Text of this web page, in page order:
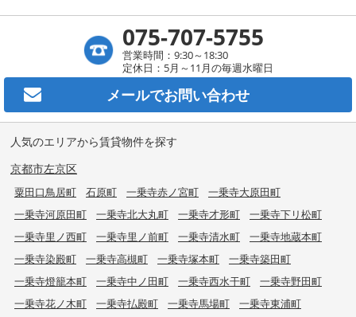
075-707-5755
営業時間：9:30～18:30
定休日：5月～11月の毎週水曜日
メールでお問い合わせ
人気のエリアから賃貸物件を探す
京都市左京区
粟田口鳥居町 石原町 一乗寺赤ノ宮町
一乗寺大原田町
一乗寺河原田町
一乗寺北大丸町 一乗寺才形町
一乗寺下リ松町
一乗寺里ノ西町
一乗寺里ノ前町 一乗寺清水町
一乗寺地蔵本町
一乗寺染殿町
一乗寺高槻町 一乗寺塚本町
一乗寺築田町
一乗寺燈籠本町
一乗寺中ノ田町 一乗寺西水干町
一乗寺野田町
一乗寺花ノ木町
一乗寺払殿町 一乗寺馬場町
一乗寺東浦町